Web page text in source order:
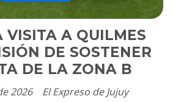
VISITA A QUILMES
DE SOSTENER
DE LA ZONA B
El Expreso de Jujuy
2026